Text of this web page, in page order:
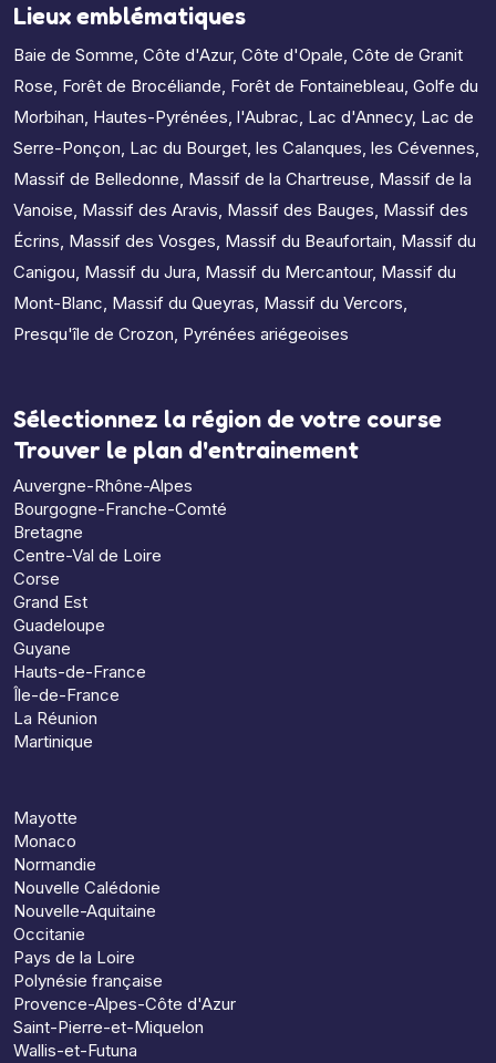
Lieux emblématiques
Baie de Somme, Côte d'Azur, Côte d'Opale, Côte de Granit
Rose, Forêt de Brocéliande, Forêt de Fontainebleau, Golfe du
Morbihan, Hautes-Pyrénées, l'Aubrac, Lac d'Annecy, Lac de
Serre-Ponçon, Lac du Bourget, les Calanques, les Cévennes,
Massif de Belledonne, Massif de la Chartreuse, Massif de la
Vanoise, Massif des Aravis, Massif des Bauges, Massif des
Écrins, Massif des Vosges, Massif du Beaufortain, Massif du
Canigou, Massif du Jura, Massif du Mercantour, Massif du
Mont-Blanc, Massif du Queyras, Massif du Vercors,
Presqu'île de Crozon, Pyrénées ariégeoises
Sélectionnez la région de votre course
Trouver le plan d'entrainement
Auvergne-Rhône-Alpes
Bourgogne-Franche-Comté
Bretagne
Centre-Val de Loire
Corse
Grand Est
Guadeloupe
Guyane
Hauts-de-France
Île-de-France
La Réunion
Martinique
Mayotte
Monaco
Normandie
Nouvelle Calédonie
Nouvelle-Aquitaine
Occitanie
Pays de la Loire
Polynésie française
Provence-Alpes-Côte d'Azur
Saint-Pierre-et-Miquelon
Wallis-et-Futuna